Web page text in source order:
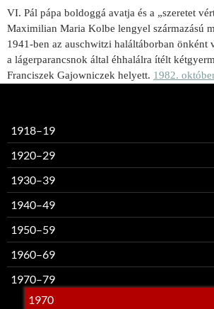
VI. Pál pápa boldoggá avatja és a „szeretet
Maximilian Maria Kolbe lengyel származású
1941-ben az auschwitzi haláltáborban önként
a lágerparancsnok által éhhalálra ítélt
Franciszek Gajowniczek helyett. 1982.
1918–19
1920–29
1930–39
1940–49
1950–59
1960–69
1970–79
1970